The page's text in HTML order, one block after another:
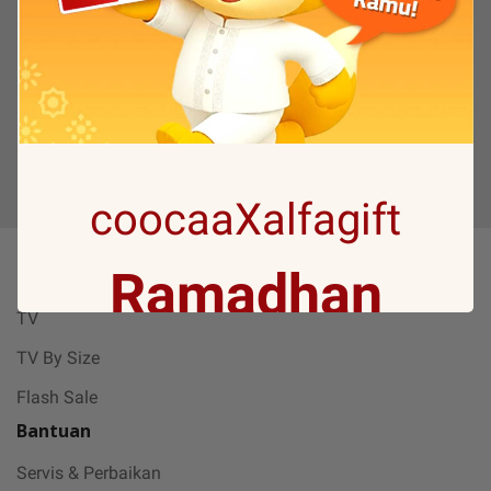
TV
TV By Size
Flash Sale
Bantuan
Servis & Perbaikan
coocaaXalfagift
Ramadhan
Gift with no 1
Coocaa & Alfagift siap kasih promo,